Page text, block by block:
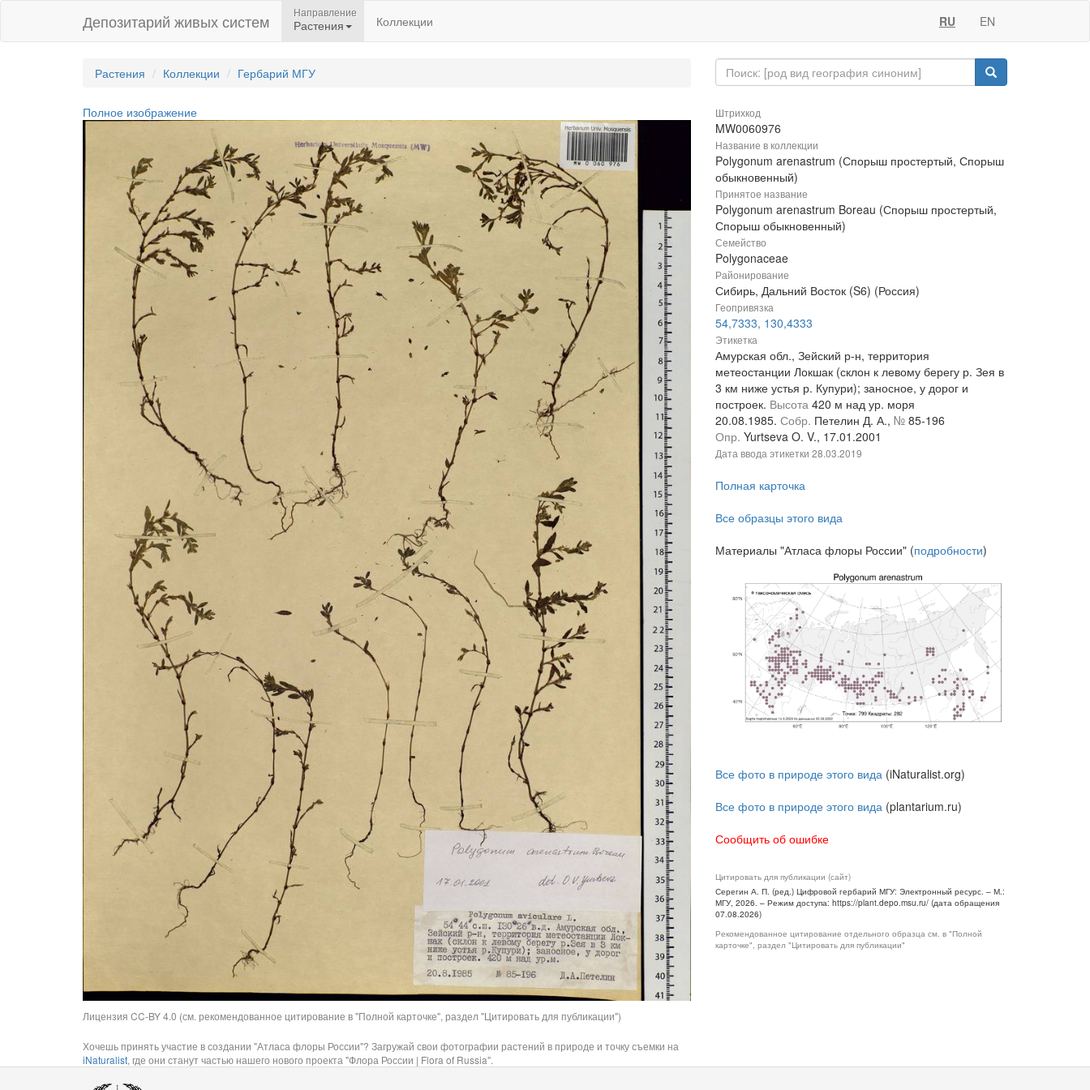
Депозитарий живых систем Направление
Растения Коллекции RU EN
Растения Коллекции Гербарий МГУ
Полное изображение
Лицензия CC-BY 4.0 (см. рекомендованное цитирование в "Полной карточке", раздел "Цитировать для публикации")
Хочешь принять участие в создании "Атласа флоры России"? Загружай свои фотографии растений в природе и точку съемки на
iNaturalist, где они станут частью нашего нового проекта "Флора России | Flora of Russia".
Штрихкод
MW0060976
Название в коллекции
Polygonum arenastrum (Спорыш простертый, Спорыш
обыкновенный)
Принятое название
Polygonum arenastrum Boreau (Спорыш простертый,
Спорыш обыкновенный)
Семейство
Polygonaceae
Районирование
Сибирь, Дальний Восток (S6) (Россия)
Геопривязка
54,7333, 130,4333
Этикетка
Амурская обл., Зейский р-н, территория
метеостанции Локшак (склон к левому берегу р. Зея в
3 км ниже устья р. Купури); заносное, у дорог и
построек. Высота 420 м над ур. моря
20.08.1985. Собр. Петелин Д. А., № 85-196
Опр. Yurtseva O. V., 17.01.2001
Дата ввода этикетки 28.03.2019
Полная карточка
Все образцы этого вида
Материалы "Атласа флоры России" (подробности)
Все фото в природе этого вида (iNaturalist.org)
Все фото в природе этого вида (plantarium.ru)
Сообщить об ошибке
Цитировать для публикации (сайт)
Серегин А. П. (ред.) Цифровой гербарий МГУ: Электронный ресурс. – М.:
МГУ, 2026. – Режим доступа: https://plant.depo.msu.ru/ (дата обращения
07.08.2026)
Рекомендованное цитирование отдельного образца см. в "Полной
карточке", раздел "Цитировать для публикации"